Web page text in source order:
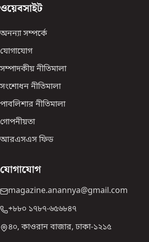
ওয়েবসাইট
অনন্যা সম্পর্কে
যোগাযোগ
সম্পাদকীয় নীতিমালা
সংশোধন নীতিমালা
পাবলিশার নীতিমালা
গোপনীয়তা
আরএসএস ফিড
যোগাযোগ
magazine.anannya@gmail.com
+৮৮০ ১৭৮৭-৬৫৬৮৪৭
৪০, কাওরান বাজার, ঢাকা-১২১৫